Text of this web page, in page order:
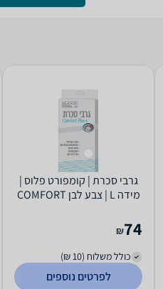
גרבי סכרת | קומפורט פלוס |
מידה L | צבע לבן COMFORT
74
₪
כולל משלוח (10 ₪)
לפרטים נוספים